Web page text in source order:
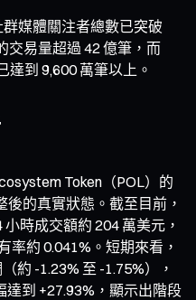
媒體關注者總數已突破
交易量超過 42 億筆，而
達到 9,600 萬筆以上。
Token（POL）的
的真實狀態。截至目前，
時成交額約 204 萬美元，
率約 0.041%。短期來看，
約 -1.23% 至 -1.75%），
到 +27.93%，顯示出階段